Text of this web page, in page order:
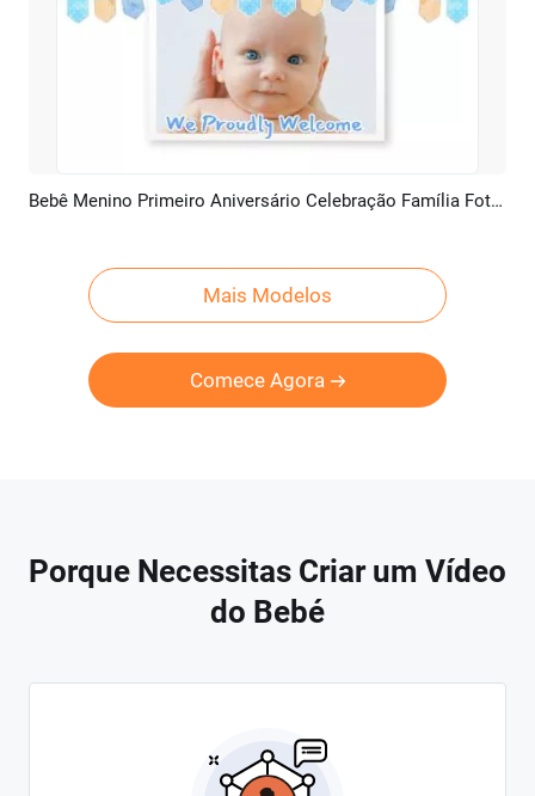
Pré-visualizar Criar IA Bebê Menino Primeiro Aniversário Celebração Família Fotos Colagem Apresentação De Slides
Mais Modelos
Comece Agora
Porque Necessitas Criar um Vídeo
do Bebé